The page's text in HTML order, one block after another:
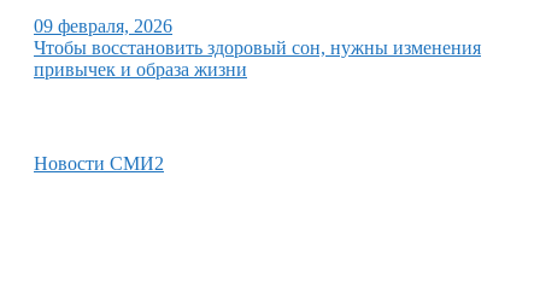
09 февраля, 2026
Чтобы восстановить здоровый сон, нужны изменения
привычек и образа жизни
Новости СМИ2